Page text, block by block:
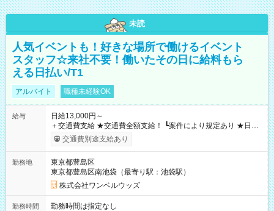
未読
人気イベントも！好きな場所で働けるイベント
スタッフ☆来社不要！働いたその日に給料もら
える日払い/T1
アルバイト 職種未経験OK
給与
日給13,000円～
＋交通費支給 ★交通費全額支給！ ┗案件により規定あり ★日払
いOK！（規定あり） ┗働いたその日に現金GET♪ お仕事後はコ
ンビニATMから 日払い分を引き落とせます！ 【試用期間】試
交通費別途支給あり
勤務地
東京都豊島区
東京都豊島区南池袋（最寄り駅：池袋駅）
株式会社ワンベルウッズ
勤務時間
勤務時間は指定なし